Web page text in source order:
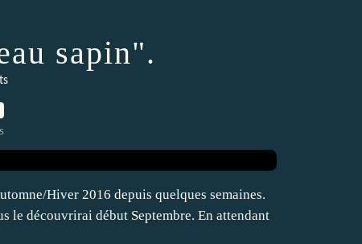
sapin".
Hiver 2016 depuis quelques semaines.
le découvrirai début Septembre. En attendant